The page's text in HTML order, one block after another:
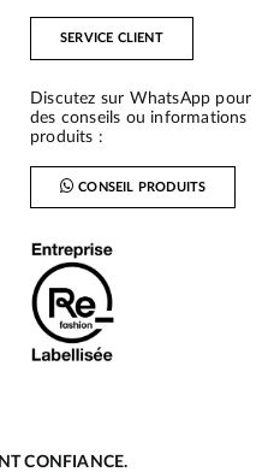
SERVICE CLIENT
Discutez sur WhatsApp pour
des conseils ou informations
produits :
CONSEIL PRODUITS
CONFIANCE.